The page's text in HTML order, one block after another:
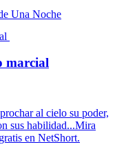
Una Noche
marcial
al cielo su poder,
sus habilidad...Mira
en NetShort.